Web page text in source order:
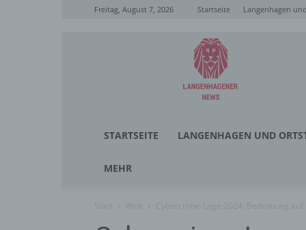
Freitag, August 7, 2026 Startseite Langenhagen
Langenhagener
News
STARTSEITE LANGENHAGEN UND
MEHR